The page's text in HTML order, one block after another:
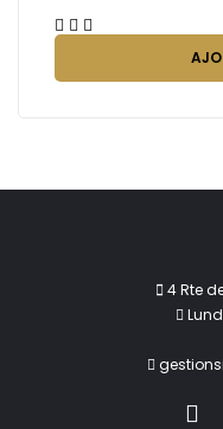
4 Rte